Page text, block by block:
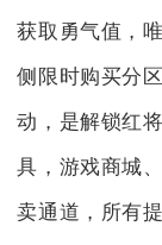
获取勇气值，
侧限时购买分
动，是解锁红
具，游戏商城
卖通道，所有